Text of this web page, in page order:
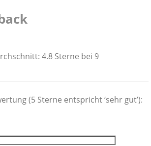
4.8 Sterne bei 9
(5 Sterne entspricht ‘sehr gut’):